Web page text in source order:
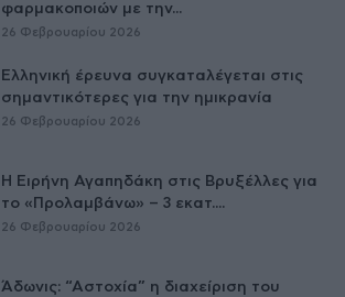
φαρμακοποιών με την...
26 Φεβρουαρίου 2026
Ελληνική έρευνα συγκαταλέγεται στις
σημαντικότερες για την ημικρανία
26 Φεβρουαρίου 2026
Η Ειρήνη Αγαπηδάκη στις Βρυξέλλες για
το «Προλαμβάνω» – 3 εκατ....
26 Φεβρουαρίου 2026
Άδωνις: “Αστοχία” η διαχείριση του